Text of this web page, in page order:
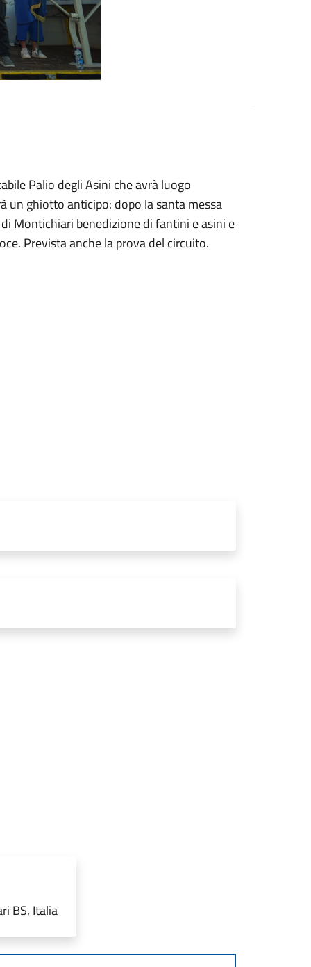
Palio degli Asini che avrà luogo
un ghiotto anticipo: dopo la santa messa
Montichiari benedizione di fantini e asini e
Prevista anche la prova del circuito.
BS, Italia